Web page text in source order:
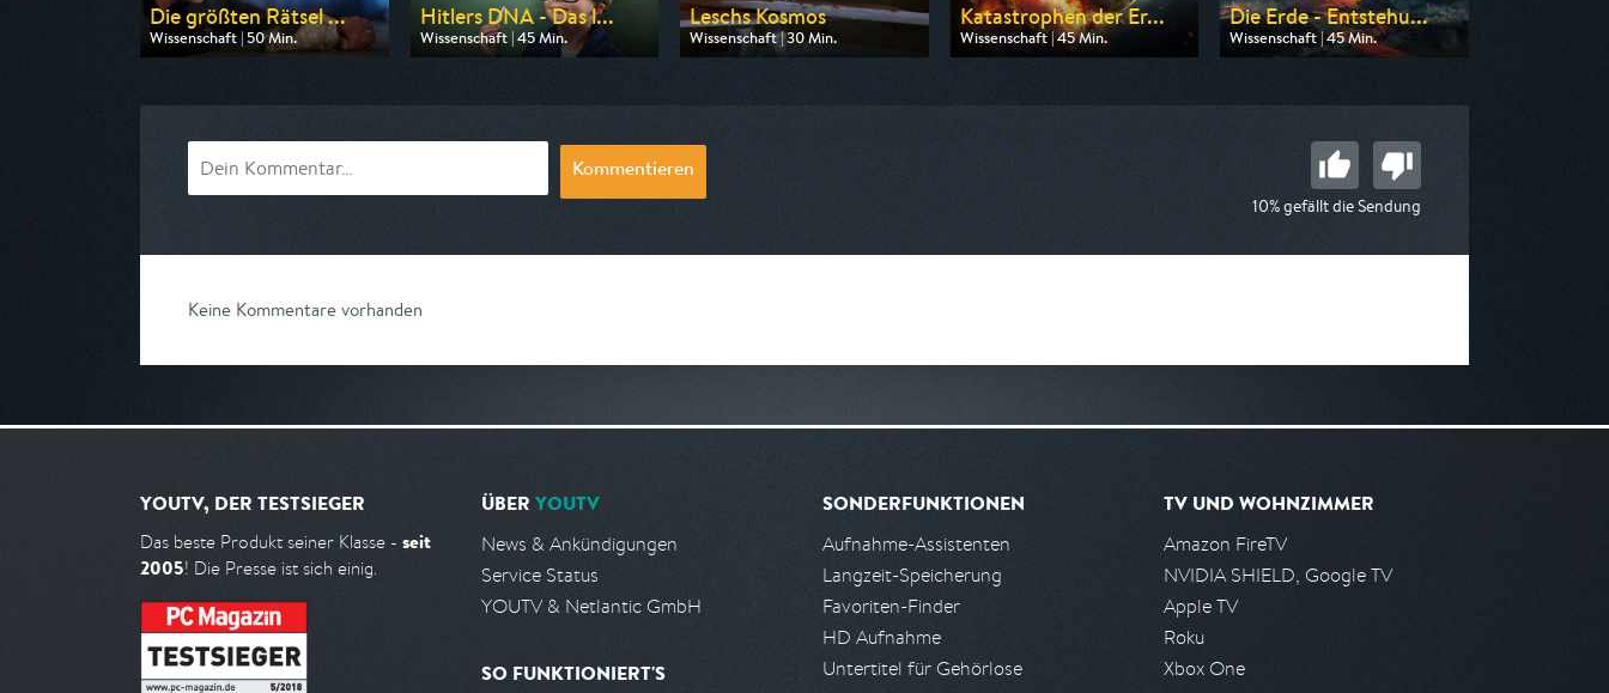
Die größten Rätsel ...
Wissenschaft | 50 Min.
Ausgestrahlt von ARD alpha
Hitlers DNA - Das l...
Wissenschaft | 45 Min.
Ausgestrahlt von n-tv
Leschs Kosmos
Wissenschaft | 30 Min.
Ausgestrahlt von ZDF info
Katastrophen der Er...
Wissenschaft | 45 Min.
Ausgestrahlt von ZDF info
Die Erde - Entstehu...
Wissenschaft | 45 Min.
Ausgestrahlt von ZDF info
Kommentieren
10% gefällt die Sendung
Keine Kommentare vorhanden
YOUTV, DER TESTSIEGER
Das beste Produkt seiner Klasse - seit
2005! Die Presse ist sich einig.
ÜBER YOUTV
News & Ankündigungen
Service Status
YOUTV & Netlantic GmbH
SO FUNKTIONIERT'S
SONDERFUNKTIONEN
Aufnahme-Assistenten
Langzeit-Speicherung
Favoriten-Finder
HD Aufnahme
Untertitel für Gehörlose
TV UND WOHNZIMMER
Amazon FireTV
NVIDIA SHIELD, Google TV
Apple TV
Roku
Xbox One